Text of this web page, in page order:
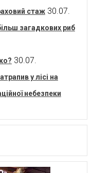
стаж 30.07.
загадкових риб
30.07.
у лісі на
небезпеки